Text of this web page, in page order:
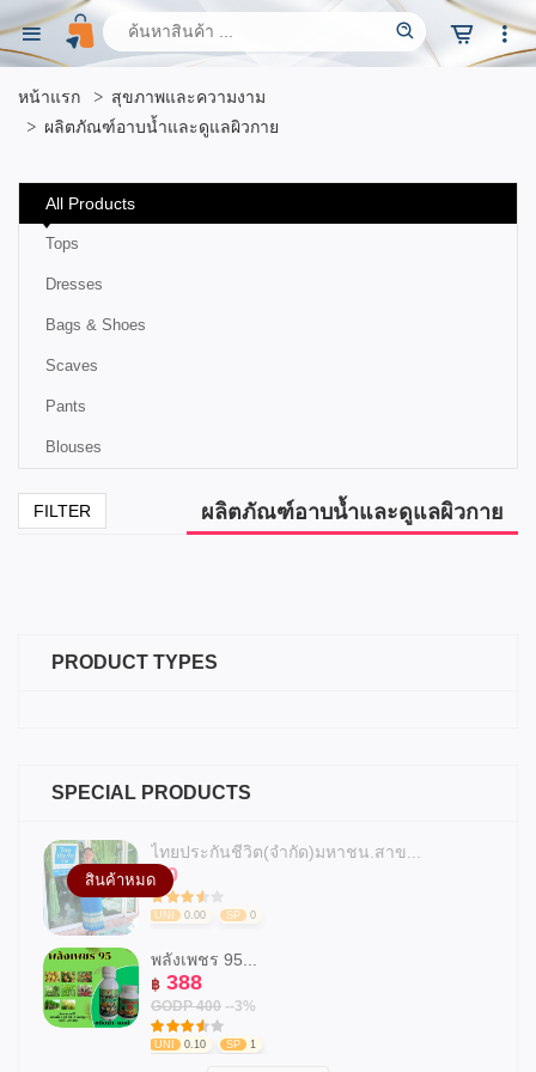
หน้าแรก
สุขภาพและความงาม
ผลิตภัณฑ์อาบน้ำและดูแลผิวกาย
All Products
Tops
Dresses
Bags & Shoes
Scaves
Pants
Blouses
FILTER ผลิตภัณฑ์อาบน้ำและดูแลผิวกาย
PRODUCT TYPES
SPECIAL PRODUCTS
สินค้าหมด
ไทยประกันชีวิต(จำกัด)มหาชน.สาข...
฿ 0
UNI 0.00 SP 0
พลังเพชร 95...
฿ 388
GODP 400 --3%
UNI 0.10 SP 1